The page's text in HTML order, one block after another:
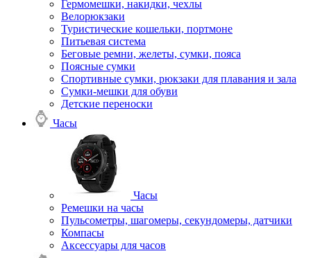
Гермомешки, накидки, чехлы
Велорюкзаки
Туристические кошельки, портмоне
Питьевая система
Беговые ремни, желеты, сумки, пояса
Поясные сумки
Спортивные сумки, рюкзаки для плавания и зала
Сумки-мешки для обуви
Детские переноски
Часы
Часы
Ремешки на часы
Пульсометры, шагомеры, секундомеры, датчики
Компасы
Аксессуары для часов